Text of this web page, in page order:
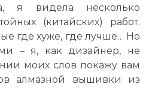
я видела несколько
(китайских) работ.
где хуже, где лучше… Но
– я, как дизайнер, не
моих слов покажу вам
алмазной вышивки из